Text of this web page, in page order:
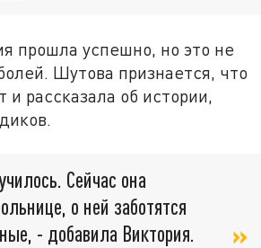
прошла успешно, но это не
Шутова признается, что
и рассказала об истории,
Сейчас она
о ней заботятся
- добавила Виктория.